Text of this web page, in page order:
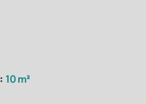
10 m²